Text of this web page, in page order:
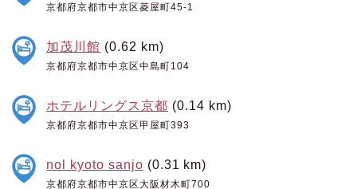
京都府京都市中京区菱屋町45-1
加茂川館 (0.62 km)
京都府京都市中京区中島町104
ホテルリングス京都 (0.14 km)
京都府京都市中京区甲屋町393
nol kyoto sanjo (0.31 km)
京都府京都市中京区大阪材木町700